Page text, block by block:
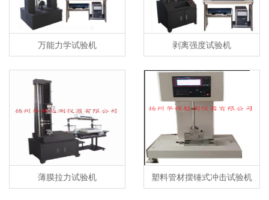
万能力学试验机 剥离强度试验机
薄膜拉力试验机 塑料管材摆锤式冲击试验机